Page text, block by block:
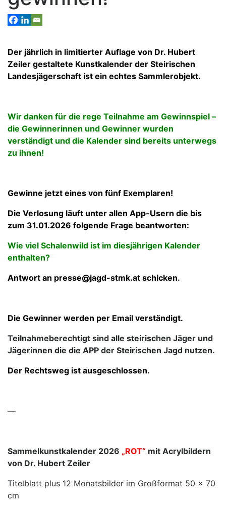
Der jährlich in limitierter Auflage von Dr. Hubert
Zeiler gestaltete Kunstkalender der Steirischen
Landesjägerschaft ist ein echtes Sammlerobjekt.
Wir danken für die rege Teilnahme am Gewinnspiel –
die Gewinnerinnen und Gewinner wurden
verständigt und die Kalender sind bereits unterwegs
zu ihnen!
Gewinne jetzt eines von fünf Exemplaren!
Die Verlosung läuft unter allen App-Usern die bis
zum 31.01.2026 folgende Frage beantworten:
Wie viel Schalenwild ist im diesjährigen Kalender
enthalten?
Antwort an presse@jagd-stmk.at schicken.
Die Gewinner werden per Email verständigt.
Teilnahmeberechtigt sind alle steirischen Jäger und
Jägerinnen die die APP der Steirischen Jagd nutzen.
Der Rechtsweg ist ausgeschlossen.
—
Sammelkunstkalender 2026 „ROT“ mit Acrylbildern
von Dr. Hubert Zeiler
Titelblatt plus 12 Monatsbilder im Großformat 50 x 70
cm